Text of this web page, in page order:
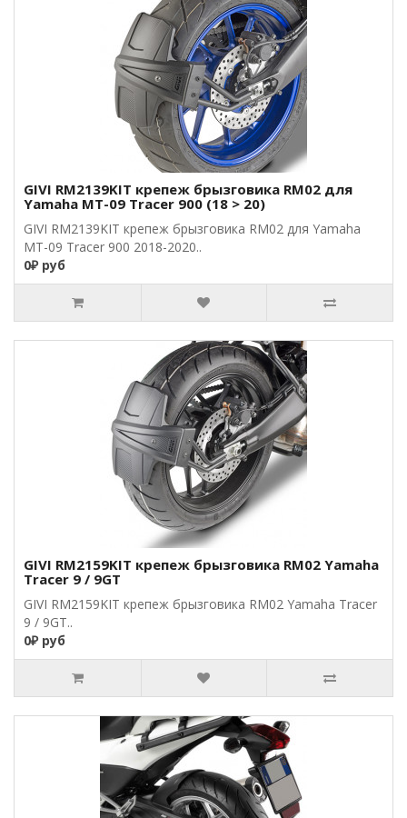
GIVI RM2139KIT крепеж брызговика RM02 для
Yamaha MT-09 Tracer 900 (18 > 20)
GIVI RM2139KIT крепеж брызговика RM02 для Yamaha
MT-09 Tracer 900 2018-2020..
0₽ руб
GIVI RM2159KIT крепеж брызговика RM02 Yamaha
Tracer 9 / 9GT
GIVI RM2159KIT крепеж брызговика RM02 Yamaha Tracer
9 / 9GT..
0₽ руб